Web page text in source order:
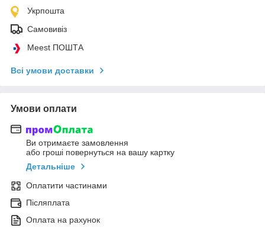
Укрпошта
Самовивіз
Meest ПОШТА
Всі умови доставки
Умови оплати
Ви отримаєте замовлення
або гроші повернуться на вашу картку
Детальніше
Оплатити частинами
Післяплата
Оплата на рахунок